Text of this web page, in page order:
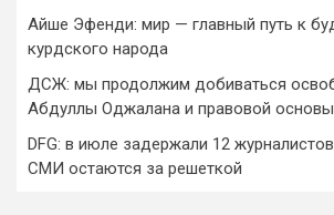
Айше Эфенди: мир — главный путь к
курдского народа
ДСЖ: мы продолжим добиваться
Абдуллы Оджалана и правовой
DFG: в июле задержали 12
СМИ остаются за решеткой